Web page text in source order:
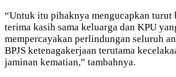
“Untuk itu pihaknya mengucapkan turut
terima kasih sama keluarga dan KPU
mempercayakan perlindungan seluruh
BPJS ketenagakerjaan terutama
jaminan kematian,” tambahnya.